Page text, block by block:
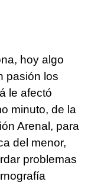
hoy algo
pasión los
le afectó
minuto, de la
Arenal, para
del menor,
problemas